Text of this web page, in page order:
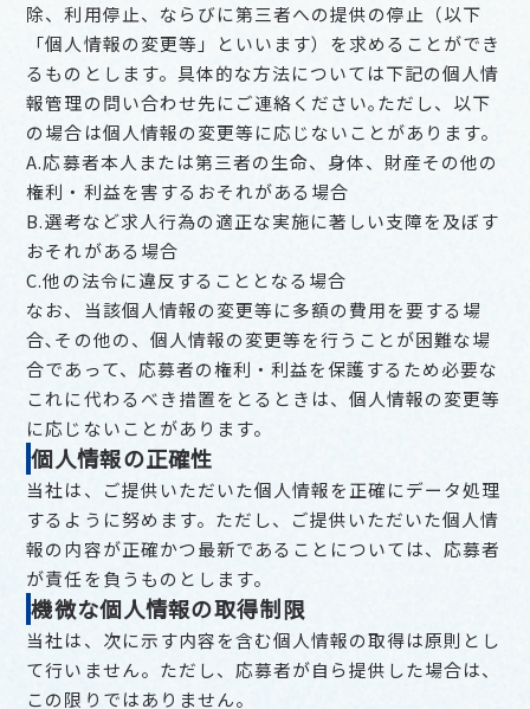
除、利用停止、ならびに第三者への提供の停止（以下
「個人情報の変更等」といいます）を求めることができ
るものとします。具体的な方法については下記の個人情
報管理の問い合わせ先にご連絡ください｡ただし、以下
の場合は個人情報の変更等に応じないことがあります。
A.応募者本人または第三者の生命、身体、財産その他の
権利・利益を害するおそれがある場合
B.選考など求人行為の適正な実施に著しい支障を及ぼす
おそれがある場合
C.他の法令に違反することとなる場合
なお、当該個人情報の変更等に多額の費用を要する場
合､その他の、個人情報の変更等を行うことが困難な場
合であって、応募者の権利・利益を保護するため必要な
これに代わるべき措置をとるときは、個人情報の変更等
に応じないことがあります。
個人情報の正確性
当社は、ご提供いただいた個人情報を正確にデータ処理
するように努めます。ただし、ご提供いただいた個人情
報の内容が正確かつ最新であることについては、応募者
が責任を負うものとします。
機微な個人情報の取得制限
当社は、次に示す内容を含む個人情報の取得は原則とし
て行いません。ただし、応募者が自ら提供した場合は、
この限りではありません。